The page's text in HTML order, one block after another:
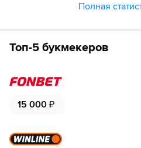
Полная
Топ-5 букмекеров
15 000 ₽